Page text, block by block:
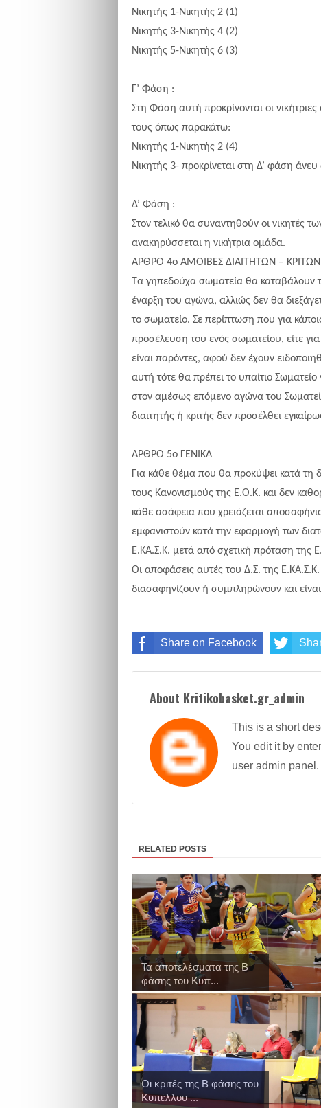
Νικητής 1-Νικητής 2 (1)
Νικητής 3-Νικητής 4 (2)
Νικητής 5-Νικητής 6 (3)
Γ’ Φάση :
Στη Φάση αυτή προκρίνονται οι
τους όπως παρακάτω:
Νικητής 1-Νικητής 2 (4)
Νικητής 3- προκρίνεται στη Δ’ φάση
Δ’ Φάση :
Στον τελικό θα συναντηθούν οι νικητές
ανακηρύσσεται η νικήτρια ομάδα.
ΑΡΘΡΟ 4ο ΑΜΟΙΒΕΣ ΔΙΑΙΤΗΤΩΝ – ΚΡΙΤΩΝ
Τα γηπεδούχα σωματεία θα καταβάλουν
έναρξη του αγώνα, αλλιώς δεν θα
τo σωματείο. Σε περίπτωση που για
προσέλευση του ενός σωματείου, είτε για
είναι παρόντες, αφού δεν έχουν
αυτή τότε θα πρέπει το υπαίτιο
στον αμέσως επόμενο αγώνα του
διαιτητής ή κριτής δεν προσέλθει
ΑΡΘΡΟ 5ο ΓΕΝΙΚΑ
Για κάθε θέμα που θα προκύψει κατά τη
τους Κανονισμούς της Ε.Ο.Κ. και δεν
κάθε ασάφεια που χρειάζεται
εμφανιστούν κατά την εφαρμογή των
Ε.ΚΑ.Σ.Κ. μετά από σχετική πρόταση της
Οι αποφάσεις αυτές του Δ.Σ. της Ε.ΚΑ.Σ.Κ.
διασαφηνίζουν ή συμπληρώνουν και
Share on Facebook
About Kritikobasket.gr_admin
This is a short
You edit it by
user admin panel.
RELATED POSTS
Τα αποτελέσματα της Β
φάσης του Κυπ...
Οι κριτές της Β φάσης του
Κυπέλλου ...